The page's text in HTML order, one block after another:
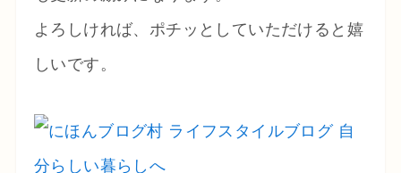
よろしければ、ポチッとしていただけると嬉
しいです。